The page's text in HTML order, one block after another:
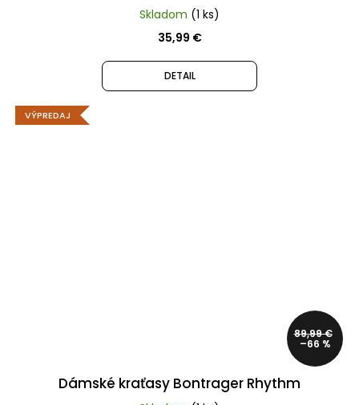
Skladom (1 ks)
35,99 €
DETAIL
VÝPREDAJ
89,99 €
–66 %
Dámské kraťasy Bontrager Rhythm